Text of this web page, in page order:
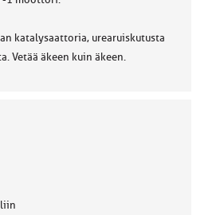
katalysaattoria, urearuiskutusta
Vetää äkeen kuin äkeen.